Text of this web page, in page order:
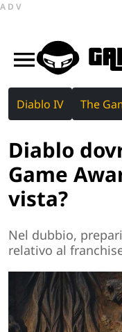
ADV
Diablo IV The
Diablo
Game
vista?
Nel dubbio,
relativo al